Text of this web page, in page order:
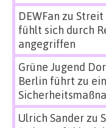
DEWFan zu Streit
fühlt sich durch
angegriffen
Grüne Jugend
Berlin führt zu
Ulrich Sanderzu